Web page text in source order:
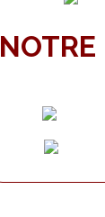
NOTRE